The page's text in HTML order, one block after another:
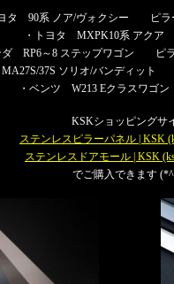
ヨタ 90系 ノア/ヴォクシー ピラ
・トヨタ MXPK10系 アク
ダ RP6～8 ステップワゴン ピ
37S ソリオ/バンディッ
・ベンツ W213 Eクラスワゴ
KSKショッピングサ
ステンレスピラーパネル | KSK
ステンレスドアモール | KSK
でご購入できます